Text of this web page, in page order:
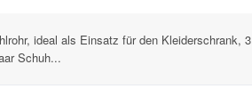
ideal als Einsatz für den Kleiderschrank, 3
Schuh...